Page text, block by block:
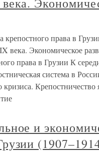
крепостного права в
века. Экономическое
права в Грузии К
система в
кризиса. Крепостничество
и